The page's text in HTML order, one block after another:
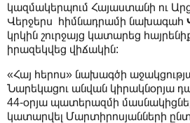
կազմակերպում Հայաստանի ու
Վերջերս հիմնադրամի նախագահ
կրկին շուրջայց կատարեց
իրազեկվեց վիճակին:
«Հայ հերոս» նախագծի
Նարեկացու անվան կիրակնօրյա
44-օրյա պատերազմի
կատարվել Մարտիրոսյանների